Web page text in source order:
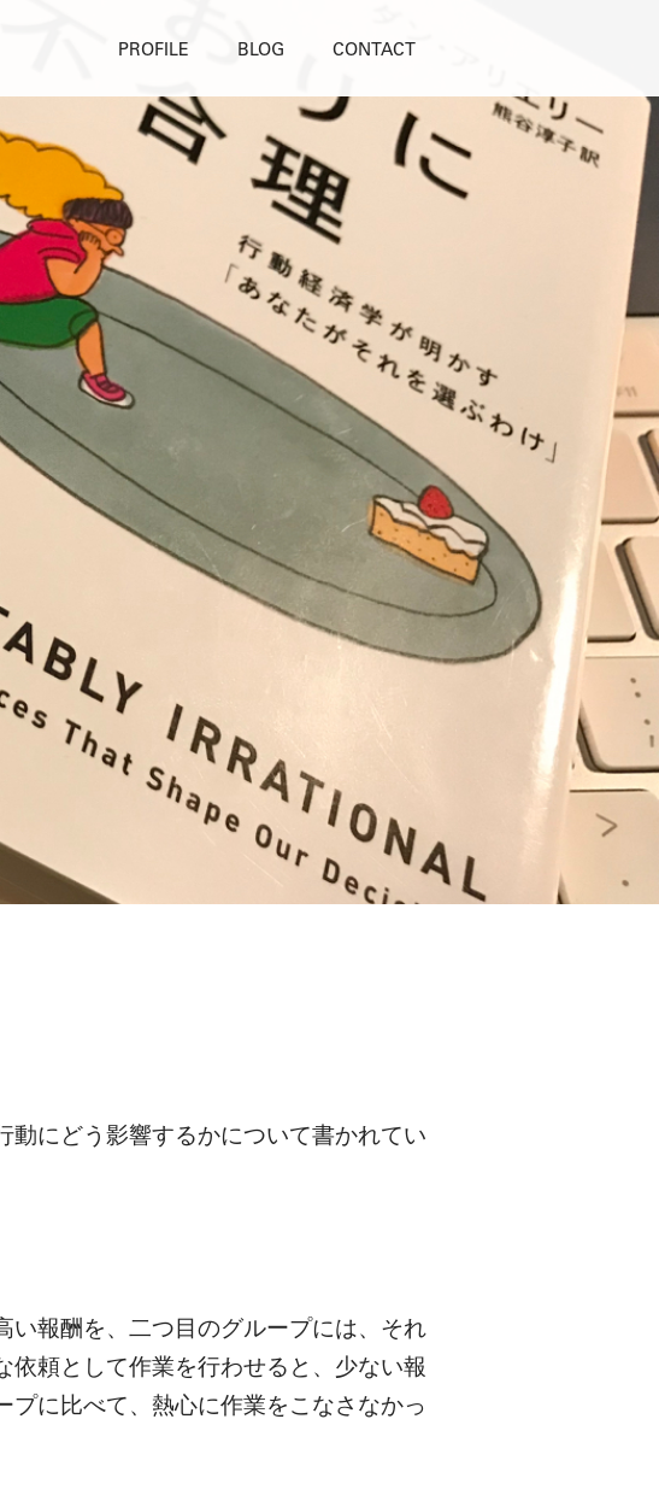
PROFILE BLOG CONTACT
動にどう影響するかについて書かれてい
い報酬を、二つ目のグループには、それ
依頼として作業を行わせると、少ない報
に比べて、熱心に作業をこなさなかっ